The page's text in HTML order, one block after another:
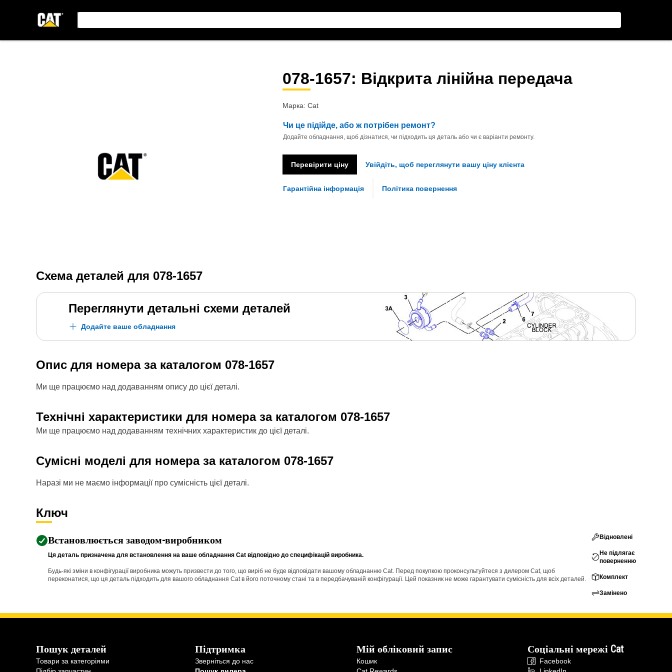
078-1657: Відкрита лінійна передача
Марка: Cat
Чи це підійде, або ж потрібен ремонт?
Додайте обладнання, щоб дізнатися, чи підходить ця деталь або чи є варіанти ремонту.
Перевірити ціну Увійдіть, щоб переглянути вашу ціну клієнта
Гарантійна інформація Політика повернення
Схема деталей для 078-1657
Переглянути детальні схеми деталей
Додайте ваше обладнання
Опис для номера за каталогом 078-1657
Ми ще працюємо над додаванням опису до цієї деталі.
Технічні характеристики для номера за каталогом 078-1657
Ми ще працюємо над додаванням технічних характеристик до цієї деталі.
Сумісні моделі для номера за каталогом 078-1657
Наразі ми не маємо інформації про сумісність цієї деталі.
Ключ
Встановлюється заводом-виробником
Ця деталь призначена для встановлення на ваше обладнання Cat відповідно до специфікацій виробника.
Будь-які зміни в конфігурації виробника можуть призвести до того, що виріб не буде відповідати вашому обладнанню Cat. Перед покупкою проконсультуйтеся з дилером Cat, щоб
переконатися, що ця деталь підходить для вашого обладнання Cat в його поточному стані та в передбачуваній конфігурації. Цей показник не може гарантувати сумісність для всіх деталей.
Відновлені
Не підлягає
поверненню
Комплект
Замінено
Пошук деталей
Товари за категоріями
Підтримка
Зверніться до нас
Мій обліковий запис
Кошик
Соціальні мережі Cat
Facebook